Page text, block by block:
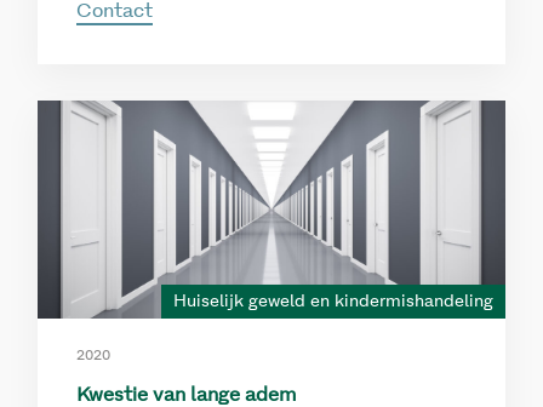
Contact
Huiselijk geweld en kindermishandeling
2020
Kwestie van lange adem